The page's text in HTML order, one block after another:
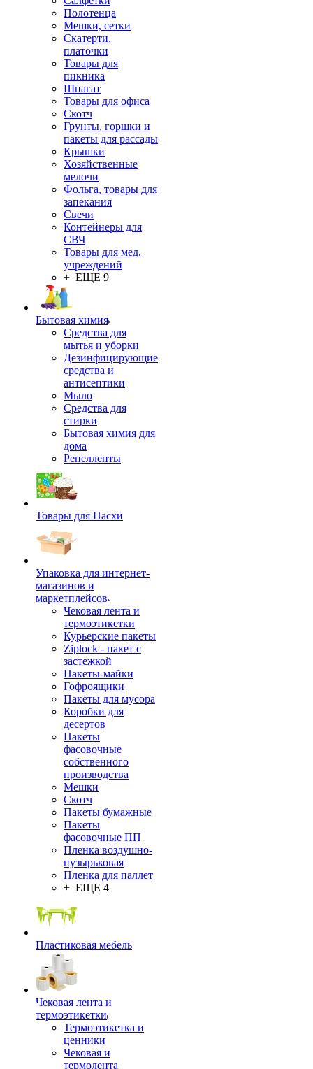
Полотенца
Мешки, сетки
Скатерти,
платочки
Товары для
пикника
Шпагат
Товары для офиса
Скотч
Грунты, горшки и
пакеты для рассады
Крышки
Хозяйственные
мелочи
Фольга, товары для
запекания
Свечи
Контейнеры для
СВЧ
Товары для мед.
учреждений
+ ЕЩЕ 9
Бытовая химия
Средства для
мытья и уборки
Дезинфицирующие
средства и
антисептики
Мыло
Средства для
стирки
Бытовая химия для
дома
Репелленты
Товары для Пасхи
Упаковка для интернет-
магазинов и
маркетплейсов
Чековая лента и
термоэтикетки
Курьерские пакеты
Ziplock - пакет с
застежкой
Пакеты-майки
Гофроящики
Пакеты для мусора
Коробки для
десертов
Пакеты
фасовочные
собственного
производства
Мешки
Скотч
Пакеты бумажные
Пакеты
фасовочные ПП
Пленка воздушно-
пузырьковая
Пленка для паллет
+ ЕЩЕ 4
Пластиковая мебель
Чековая лента и
термоэтикетки
Термоэтикетка и
ценники
Чековая и
термолента